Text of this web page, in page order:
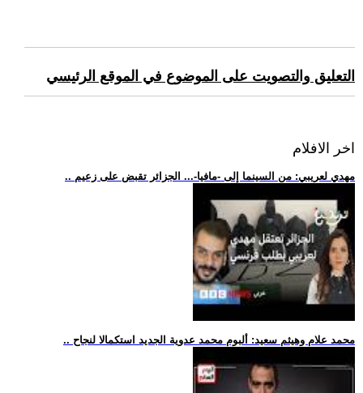
التعليق والتصويت على الموضوع في الموقع الرئيسي
اخر الافلام
.. مهدي لعريبي: من السينما إلى -مافيا-... الجزائر تقبض على زعيم
.. محمد علام وهيثم سعيد: ألبوم محمد عدوية الجديد استكمالا لنجاح